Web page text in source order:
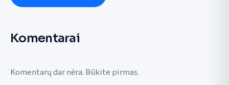
Komentarai
Komentarų dar nėra. Būkite pirmas.